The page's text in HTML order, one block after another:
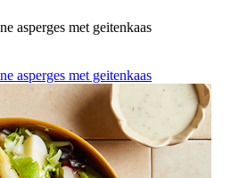
asperges met geitenkaas
asperges met geitenkaas